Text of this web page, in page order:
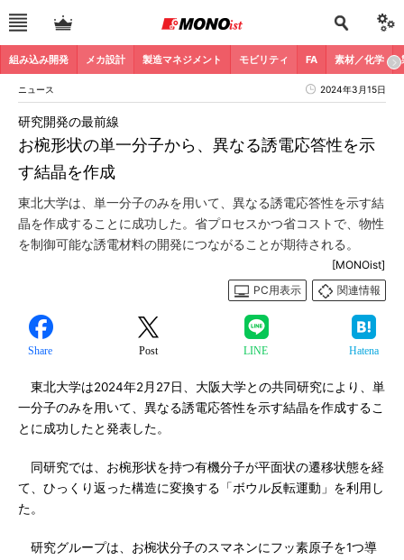
組み込み開発 メカ設計 製造マネジメント モビリティ FA 素材／化学
ニュース 2024年3月15日
お椀形状の単一分子から、異なる誘電応答性を示
す結晶を作成
研究開発の最前線
東北大学は、単一分子のみを用いて、異なる誘電応答性を示す結
晶を作成することに成功した。省プロセスかつ省コストで、物性
を制御可能な誘電材料の開発につながることが期待される。
[MONOist]
PC用表示
関連情報
Share Post LINE Hatena
東北大学は2024年2月27日、大阪大学との共同研究により、単
一分子のみを用いて、異なる誘電応答性を示す結晶を作成するこ
とに成功したと発表した。
同研究では、お椀形状を持つ有機分子が平面状の遷移状態を経
て、ひっくり返った構造に変換する「ボウル反転運動」を利用し
た。
研究グループは、お椀状分子のスマネンにフッ素原子を1つ導